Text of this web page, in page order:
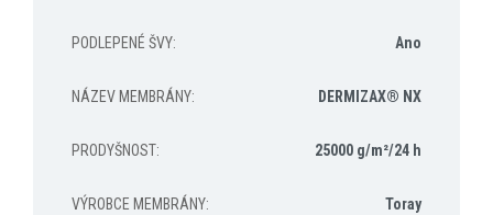
PODLEPENÉ ŠVY: Ano
NÁZEV MEMBRÁNY: DERMIZAX® NX
PRODYŠNOST: 25000 g/m²/24 h
VÝROBCE MEMBRÁNY: Toray